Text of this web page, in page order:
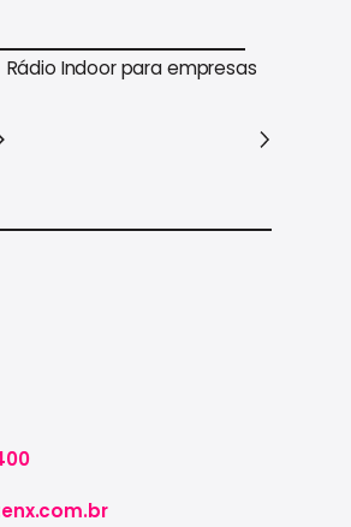
Para supermercados
Rádio Indoor para empresas